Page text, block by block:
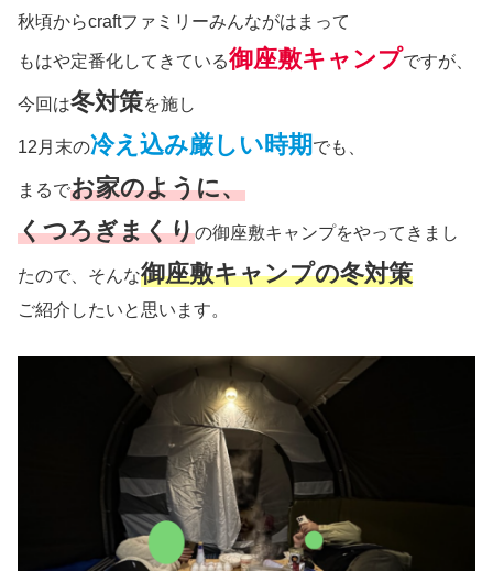
秋頃からcraftファミリーみんながはまって
もはや定番化してきている御座敷キャンプですが、
今回は冬対策を施し
12月末の冷え込み厳しい時期 でも、
まるでお家のように、
くつろぎまくりの御座敷キャンプをやってきまし
たので、そんな御座敷キャンプの冬対策
ご紹介したいと思います。